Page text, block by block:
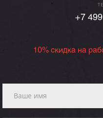
+7
10% скидка на